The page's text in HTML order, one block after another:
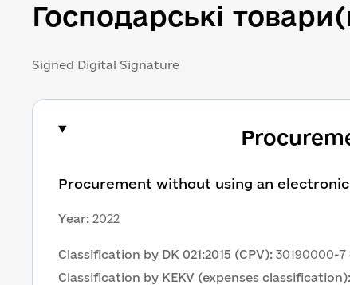
Господарські
Signed Digital Signature
Procurement without using an
Year: 2022
Classification by DK 021:2015 (CPV): 30190000-7
Classification by KEKV (expenses classification):